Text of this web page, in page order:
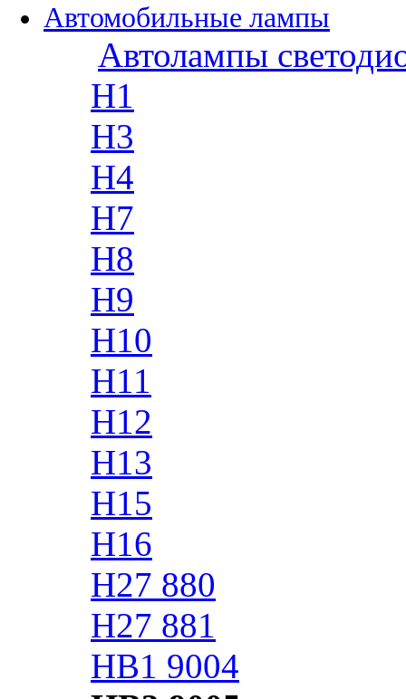
Автомобильные лампы
Автолампы
H1
H3
H4
H7
H8
H9
H10
H11
H12
H13
H15
H16
H27 880
H27 881
HB1 9004